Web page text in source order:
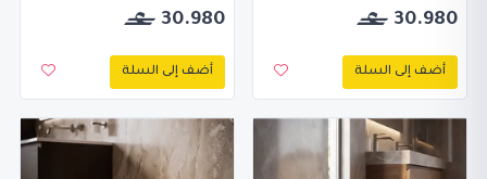
30.980
أضف إلى السلة
30.980
أضف إلى السلة